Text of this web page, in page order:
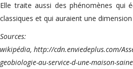
Elle traite aussi des phénomènes qui
classiques et qui auraient une
Sources:
wikipédia, http://cdn.enviedeplus.com/
geobiologie-au-service-d-une-maison-